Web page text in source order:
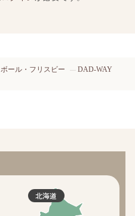
ボール・フリスビー
DAD-WAY
北海道